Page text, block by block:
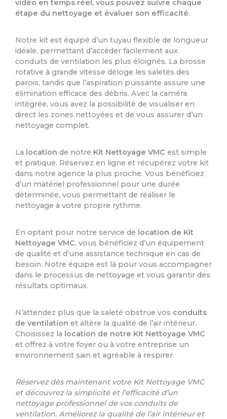
vidéo en temps réel, vous pouvez suivre chaque
étape du nettoyage et évaluer son efficacité.
Notre kit est équipé d’un tuyau flexible de longueur
idéale, permettant d’accéder facilement aux
conduits de ventilation les plus éloignés. La brosse
rotative à grande vitesse déloge les saletés des
parois, tandis que l’aspiration puissante assure une
élimination efficace des débris. Avec la caméra
intégrée, vous avez la possibilité de visualiser en
direct les zones nettoyées et de vous assurer d’un
nettoyage complet.
La location de notre Kit Nettoyage VMC est simple
et pratique. Réservez en ligne et récupérez votre kit
dans notre agence la plus proche. Vous bénéficiez
d’un matériel professionnel pour une durée
déterminée, vous permettant de réaliser le
nettoyage à votre propre rythme.
En optant pour notre service de location de Kit
Nettoyage VMC, vous bénéficiez d’un équipement
de qualité et d’une assistance technique en cas de
besoin. Notre équipe est là pour vous accompagner
dans le processus de nettoyage et vous garantir des
résultats optimaux.
N’attendez plus que la saleté obstrue vos conduits
de ventilation et altère la qualité de l’air intérieur.
Choisissez la location de notre Kit Nettoyage VMC
et offrez à votre foyer ou à votre entreprise un
environnement sain et agréable à respirer.
Réservez dès maintenant votre Kit Nettoyage VMC
et découvrez la simplicité et l’efficacité d’un
nettoyage professionnel de vos conduits de
ventilation. Améliorez la qualité de l’air intérieur et